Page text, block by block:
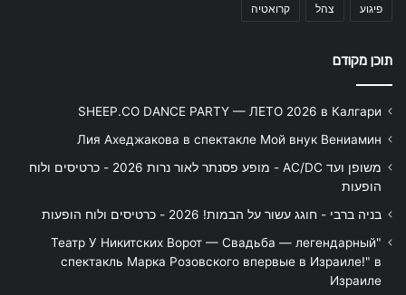
פיגוע צהל קרואטיה
תוכן מקודם
SHEEP.CO DANCE PARTY — ЛЕТО 2026 в Калгари
Лия Ахеджакова в спектакле Мой внук Вениамин
משופן ועד AC/DC - מופע פסנתר לאור נרות 2026 - כרטיסים ולוח
הופעות
בניה ברבי - חוגג עשור על הבמות! 2026 - כרטיסים ולוח הופעות
"Театр У Никитских Ворот — Свадьба — легендарный
спектакль Марка Розовского впервые в Израиле!" в
Израиле